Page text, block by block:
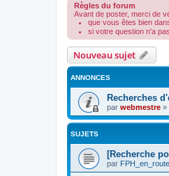
Règles du forum
Avant de poster, merci de
que vous êtes bien
si votre question n'a
Nouveau sujet
ANNONCES
Recherches
par webmestre »
SUJETS
[Recherche
par FPH_en_route